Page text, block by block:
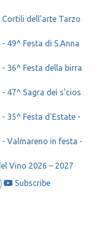
Cortili dell'arte Tarzo
- 49^ Festa di S.Anna
- 36^ Festa della birra
- 47^ Sagra dei s'cios
- 35^ Festa d'Estate -
- Valmareno in festa -
Vino 2026 – 2027
Subscribe